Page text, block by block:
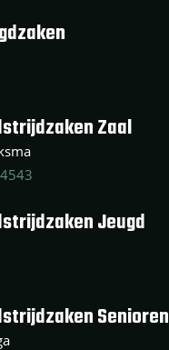
Zaal
Jeugd
Senioren